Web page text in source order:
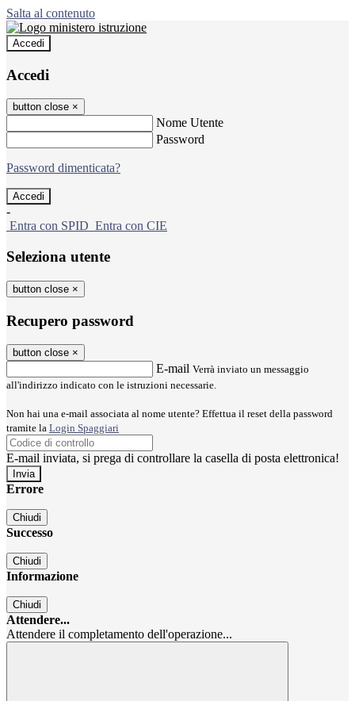
Salta al contenuto
Accedi
Accedi
button close ×
Nome Utente
Password
Password dimenticata?
-
Entra con SPID Entra con CIE
Seleziona utente
button close ×
Recupero password
button close ×
E-mail Verrà inviato un messaggio
all'indirizzo indicato con le istruzioni necessarie.
Non hai una e-mail associata al nome utente? Effettua il reset della password
tramite la Login Spaggiari
E-mail inviata, si prega di controllare la casella di posta elettronica!
Errore
Chiudi
Successo
Chiudi
Informazione
Chiudi
Attendere...
Attendere il completamento dell'operazione...